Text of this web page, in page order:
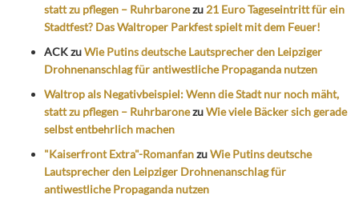
statt zu pflegen – Ruhrbaronezu 21 Euro Tageseintritt für ein
Stadtfest? Das Waltroper Parkfest spielt mit dem Feuer!
ACKzuWie Putins deutsche Lautsprecher den Leipziger
Drohnenanschlag für antiwestliche Propaganda nutzen
Waltrop als Negativbeispiel: Wenn die Stadt nur noch mäht,
statt zu pflegen – RuhrbaronezuWie viele Bäcker sich gerade
selbst entbehrlich machen
"Kaiserfront Extra"-RomanfanzuWie Putins deutsche
Lautsprecher den Leipziger Drohnenanschlag für
antiwestliche Propaganda nutzen